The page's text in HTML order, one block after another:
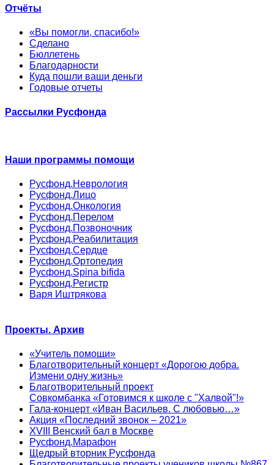
Отчёты
«Вы помогли, спасибо!»
Сделано
Бюллетень
Благодарности
Куда пошли ваши деньги
Годовые отчеты
Рассылки Русфонда
Наши программы помощи
Русфонд.Неврология
Русфонд.Лицо
Русфонд.Онкология
Русфонд.Перелом
Русфонд.Позвоночник
Русфонд.Реабилитация
Русфонд.Сердце
Русфонд.Ортопедия
Русфонд.Spina bifida
Русфонд.Регистр
Варя Иштрякова
Проекты. Архив
«Учитель помощи»
Благотворительный концерт «Дорогою добра.
Измени одну жизнь»
Благотворительный проект
Совкомбанка «Готовимся к школе с "Халвой"!»
Гала-концерт «Иван Васильев. С любовью…»
Акция «Последний звонок – 2021»
XVIII Венский бал в Москве
Русфонд.Марафон
Щедрый вторник Русфонда